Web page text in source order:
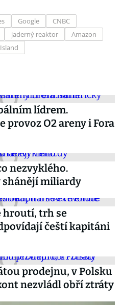
Google
CNBC
jaderný reaktor
Amazon
lídrem.
provoz O2 areny i Fora
nezvyklého.
shánějí miliardy
hroutí, trh se
čeští kapitáni
prodejnu, v Polsku
nezvládl obří ztráty